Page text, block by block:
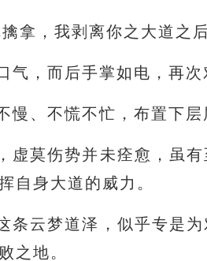
拿，我剥离你之大道之
气，而后手掌如电，再次
慢、不慌不忙，布置下
虚莫伤势并未痊愈，虽
自身大道的威力。
条云梦道泽，似乎专是
之地。